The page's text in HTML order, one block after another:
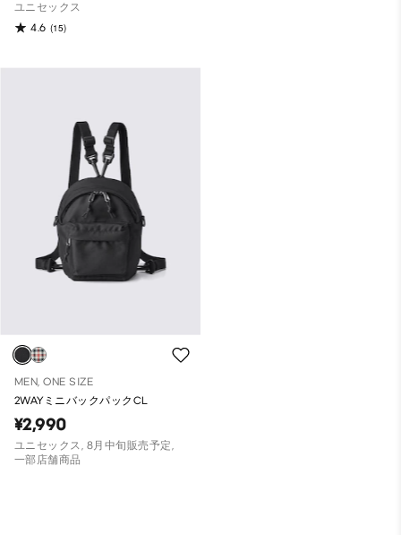
ユニセックス
4.6 (15)
MEN, ONE SIZE
2WAYミニバックパックCL
¥2,990
ユニセックス, 8月中旬販売予定,
一部店舗商品